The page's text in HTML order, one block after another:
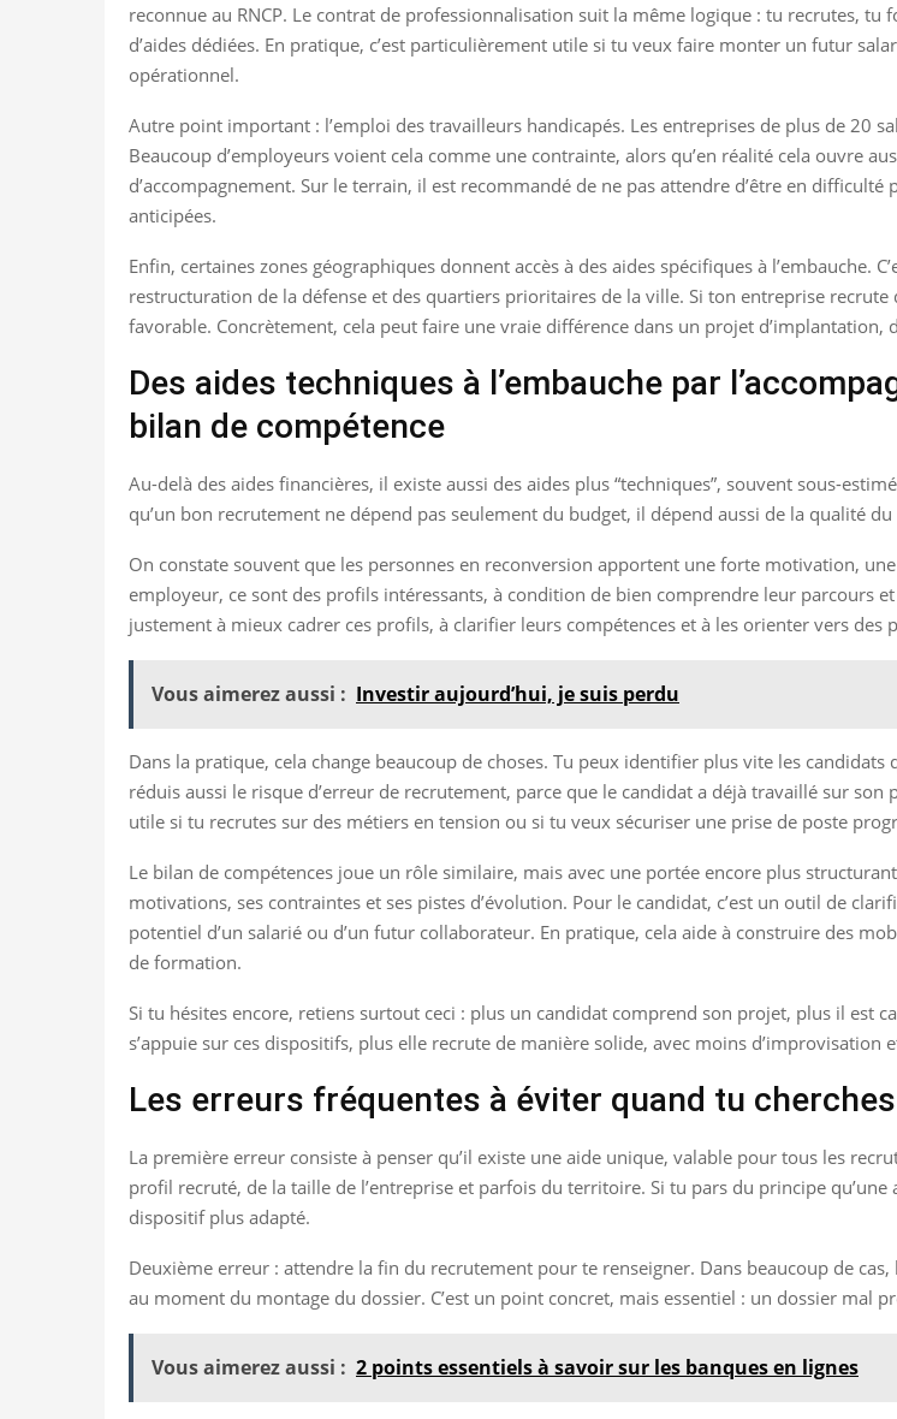
reconnue au RNCP. Le contrat de professionnalisation suit la même logique : tu recrutes,
d’aides dédiées. En pratique, c’est particulièrement utile si tu veux faire monter un futur
opérationnel.
Autre point important : l’emploi des travailleurs handicapés. Les entreprises de plus de 20
Beaucoup d’employeurs voient cela comme une contrainte, alors qu’en réalité cela ouvre
d’accompagnement. Sur le terrain, il est recommandé de ne pas attendre d’être en
anticipées.
Enfin, certaines zones géographiques donnent accès à des aides spécifiques à l’embauche.
restructuration de la défense et des quartiers prioritaires de la ville. Si ton entreprise
favorable. Concrètement, cela peut faire une vraie différence dans un projet d’implantation,
Des aides techniques à l’embauche par
bilan de compétence
Au-delà des aides financières, il existe aussi des aides plus “techniques”, souvent sous-
qu’un bon recrutement ne dépend pas seulement du budget, il dépend aussi de la qualité
On constate souvent que les personnes en reconversion apportent une forte motivation,
employeur, ce sont des profils intéressants, à condition de bien comprendre leur parcours
justement à mieux cadrer ces profils, à clarifier leurs compétences et à les orienter vers des
Vous aimerez aussi : Investir aujourd’hui, je suis perdu
Dans la pratique, cela change beaucoup de choses. Tu peux identifier plus vite les
réduis aussi le risque d’erreur de recrutement, parce que le candidat a déjà travaillé sur son
utile si tu recrutes sur des métiers en tension ou si tu veux sécuriser une prise de poste
Le bilan de compétences joue un rôle similaire, mais avec une portée encore plus
motivations, ses contraintes et ses pistes d’évolution. Pour le candidat, c’est un outil de
potentiel d’un salarié ou d’un futur collaborateur. En pratique, cela aide à construire des
de formation.
Si tu hésites encore, retiens surtout ceci : plus un candidat comprend son projet, plus il est
s’appuie sur ces dispositifs, plus elle recrute de manière solide, avec moins
Les erreurs fréquentes à éviter quand tu
La première erreur consiste à penser qu’il existe une aide unique, valable pour tous les
profil recruté, de la taille de l’entreprise et parfois du territoire. Si tu pars du principe
dispositif plus adapté.
Deuxième erreur : attendre la fin du recrutement pour te renseigner. Dans beaucoup de
au moment du montage du dossier. C’est un point concret, mais essentiel : un dossier mal
Vous aimerez aussi : 2 points essentiels à savoir sur les banques en lignes